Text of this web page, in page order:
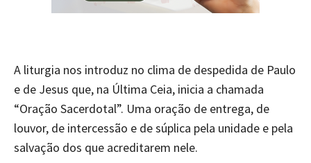
A liturgia nos introduz no clima de despedida de Paulo
e de Jesus que, na Última Ceia, inicia a chamada
“Oração Sacerdotal”. Uma oração de entrega, de
louvor, de intercessão e de súplica pela unidade e pela
salvação dos que acreditarem nele.